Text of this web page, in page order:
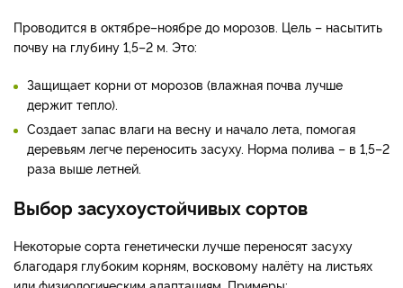
Проводится в октябре–ноябре до морозов. Цель – насытить
почву на глубину 1,5–2 м. Это:
Защищает корни от морозов (влажная почва лучше
держит тепло).
Создает запас влаги на весну и начало лета, помогая
деревьям легче переносить засуху. Норма полива – в 1,5–2
раза выше летней.
Выбор засухоустойчивых сортов
Некоторые сорта генетически лучше переносят засуху
благодаря глубоким корням, восковому налёту на листьях
или физиологическим адаптациям. Примеры: